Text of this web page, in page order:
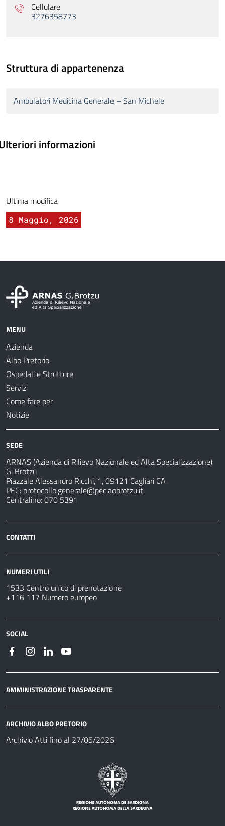
Cellulare
3276358773
Struttura di appartenenza
Ambulatori Medicina Generale – San Michele
informazioni
Ultima modifica
8 Maggio, 2026
MENU
Azienda
Albo Pretorio
Ospedali e Strutture
Servizi
Come fare per
Notizie
SEDE
ARNAS (Azienda di Rilievo Nazionale ed Alta Specializzazione)
G. Brotzu
Piazzale Alessandro Ricchi, 1, 09121 Cagliari CA
PEC: protocollo.generale@pec.aobrotzu.it
Centralino: 070 5391
CONTATTI
NUMERI UTILI
1533 Centro unico di prenotazione
+116 117 Numero europeo
SOCIAL
AMMINISTRAZIONE TRASPARENTE
ARCHIVIO ALBO PRETORIO
Archivio Atti fino al 27/05/2026